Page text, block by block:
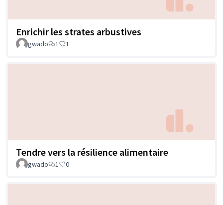
Enrichir les strates arbustives
gwado 1 1
Tendre vers la résilience alimentaire
gwado 1 0